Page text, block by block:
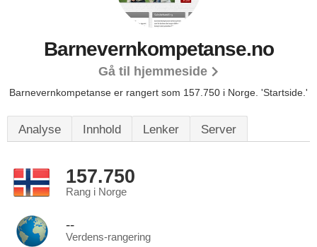
Barnevernkompetanse.no
Gå til hjemmeside
Barnevernkompetanse er rangert som 157.750 i Norge. 'Startside.'
Analyse Innhold Lenker Server
157.750
Rang i Norge
--
Verdens-rangering